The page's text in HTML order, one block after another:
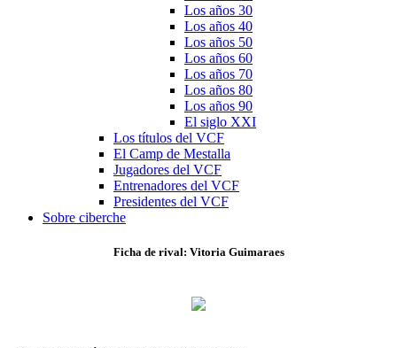
Los años 30
Los años 40
Los años 50
Los años 60
Los años 70
Los años 80
Los años 90
El siglo XXI
Los títulos del VCF
El Camp de Mestalla
Jugadores del VCF
Entrenadores del VCF
Presidentes del VCF
Sobre ciberche
Ficha de rival: Vitoria Guimaraes